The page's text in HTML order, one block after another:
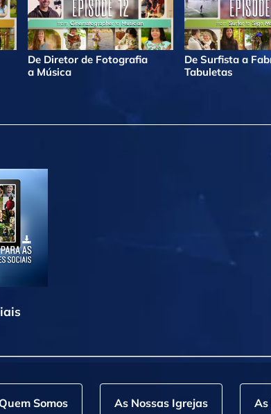
De Diretor de Fotografia
a Música
De Surfista a
Tabuletas
Somos As Nossas Igrejas As